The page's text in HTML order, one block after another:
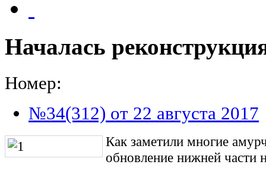
Началась
Номер:
№34(312) от 22 августа 2017
Как заметили многие
обновление нижней